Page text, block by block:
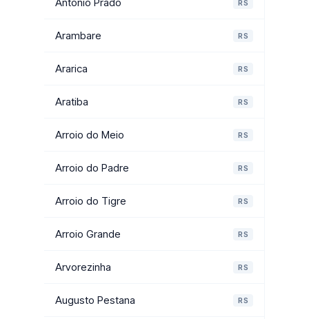
RS
Arambare RS
Ararica RS
Aratiba RS
Arroio do Meio RS
Arroio do Padre RS
Arroio do Tigre RS
Arroio Grande RS
Arvorezinha RS
Augusto Pestana RS